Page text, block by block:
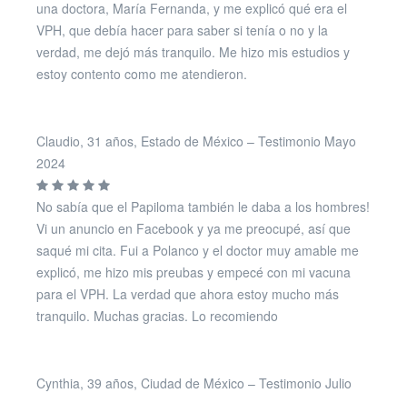
una doctora, María Fernanda, y me explicó qué era el
VPH, que debía hacer para saber si tenía o no y la
verdad, me dejó más tranquilo. Me hizo mis estudios y
estoy contento como me atendieron.
Claudio, 31 años, Estado de México – Testimonio Mayo
2024
No sabía que el Papiloma también le daba a los hombres!
Vi un anuncio en Facebook y ya me preocupé, así que
saqué mi cita. Fui a Polanco y el doctor muy amable me
explicó, me hizo mis preubas y empecé con mi vacuna
para el VPH. La verdad que ahora estoy mucho más
tranquilo. Muchas gracias. Lo recomiendo
Cynthia, 39 años, Ciudad de México – Testimonio Julio